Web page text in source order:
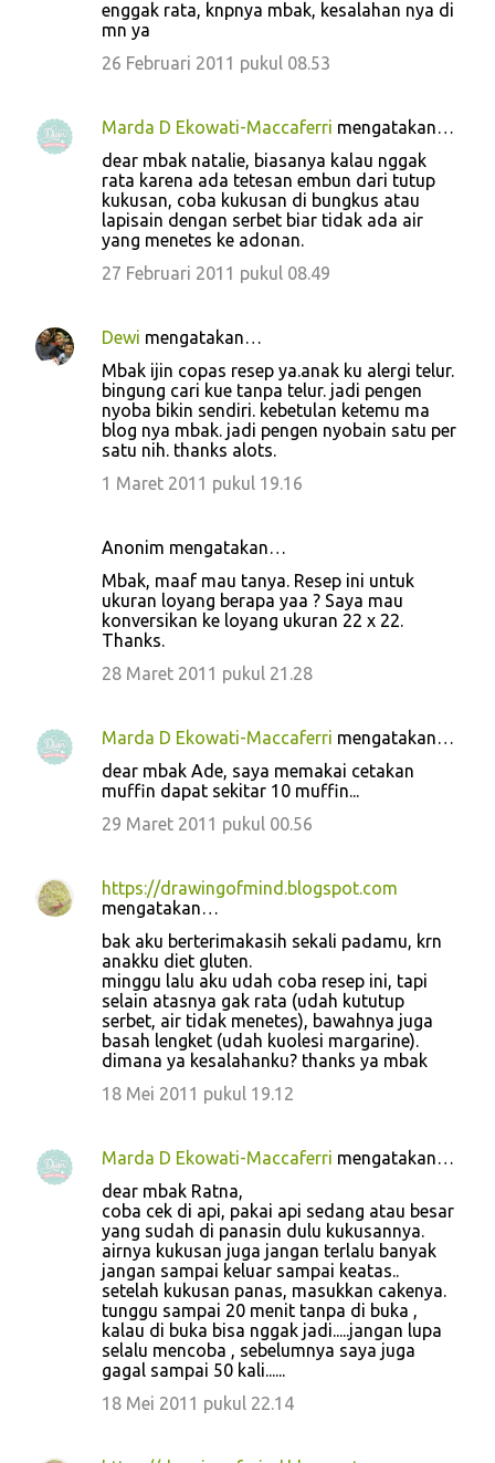
enggak rata, knpnya mbak, kesalahan nya di
mn ya
26 Februari 2011 pukul 08.53
Marda D Ekowati-Maccaferri mengatakan…
dear mbak natalie, biasanya kalau nggak
rata karena ada tetesan embun dari tutup
kukusan, coba kukusan di bungkus atau
lapisain dengan serbet biar tidak ada air
yang menetes ke adonan.
27 Februari 2011 pukul 08.49
Dewi mengatakan…
Mbak ijin copas resep ya.anak ku alergi telur.
bingung cari kue tanpa telur. jadi pengen
nyoba bikin sendiri. kebetulan ketemu ma
blog nya mbak. jadi pengen nyobain satu per
satu nih. thanks alots.
1 Maret 2011 pukul 19.16
Anonim mengatakan…
Mbak, maaf mau tanya. Resep ini untuk
ukuran loyang berapa yaa ? Saya mau
konversikan ke loyang ukuran 22 x 22.
Thanks.
28 Maret 2011 pukul 21.28
Marda D Ekowati-Maccaferri mengatakan…
dear mbak Ade, saya memakai cetakan
muffin dapat sekitar 10 muffin...
29 Maret 2011 pukul 00.56
https://drawingofmind.blogspot.com
mengatakan…
bak aku berterimakasih sekali padamu, krn
anakku diet gluten.
minggu lalu aku udah coba resep ini, tapi
selain atasnya gak rata (udah kututup
serbet, air tidak menetes), bawahnya juga
basah lengket (udah kuolesi margarine).
dimana ya kesalahanku? thanks ya mbak
18 Mei 2011 pukul 19.12
Marda D Ekowati-Maccaferri mengatakan…
dear mbak Ratna,
coba cek di api, pakai api sedang atau besar
yang sudah di panasin dulu kukusannya.
airnya kukusan juga jangan terlalu banyak
jangan sampai keluar sampai keatas..
setelah kukusan panas, masukkan cakenya.
tunggu sampai 20 menit tanpa di buka ,
kalau di buka bisa nggak jadi.....jangan lupa
selalu mencoba , sebelumnya saya juga
gagal sampai 50 kali......
18 Mei 2011 pukul 22.14